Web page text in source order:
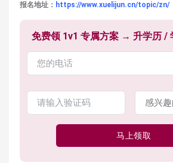
报名地址： https://www.xuelijun.cn/topic/zn/
免费领 1v1 专属方案 → 升学历 /
马上领取